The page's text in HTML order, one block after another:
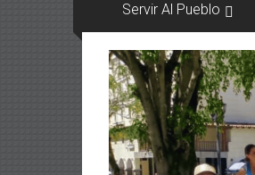
Servir Al Pueblo